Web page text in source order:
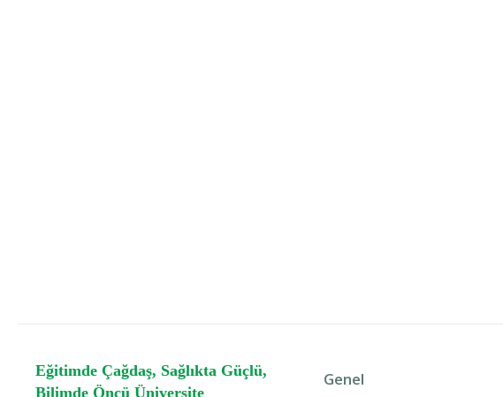
Eğitimde Çağdaş, Sağlıkta Güçlü,
Bilimde Öncü Üniversite
Genel